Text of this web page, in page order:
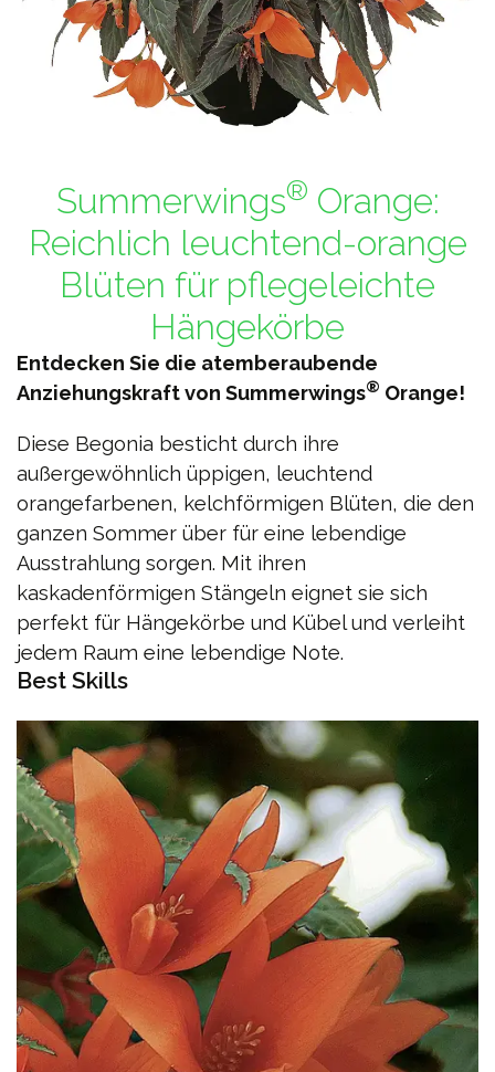
Summerwings® Orange:
Reichlich leuchtend-orange
Blüten für pflegeleichte
Hängekörbe
Entdecken Sie die atemberaubende
Anziehungskraft von Summerwings® Orange!
Diese Begonia besticht durch ihre
außergewöhnlich üppigen, leuchtend
orangefarbenen, kelchförmigen Blüten, die den
ganzen Sommer über für eine lebendige
Ausstrahlung sorgen. Mit ihren
kaskadenförmigen Stängeln eignet sie sich
perfekt für Hängekörbe und Kübel und verleiht
jedem Raum eine lebendige Note.
Best Skills